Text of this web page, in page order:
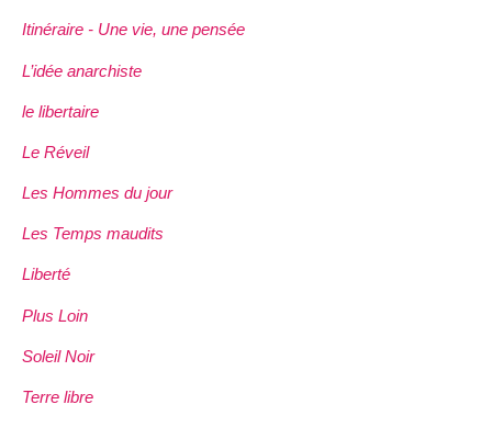
Itinéraire - Une vie, une pensée
L’idée anarchiste
le libertaire
Le Réveil
Les Hommes du jour
Les Temps maudits
Liberté
Plus Loin
Soleil Noir
Terre libre